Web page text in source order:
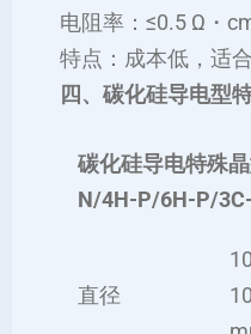
电阻率：≤0.5 Ω・
特点：成本低，适
四、碳化硅导电型
碳化硅导电特殊
N/4H-P/6H-P/3C-
直径
10